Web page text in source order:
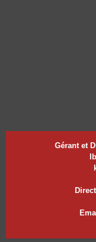
Gérant et